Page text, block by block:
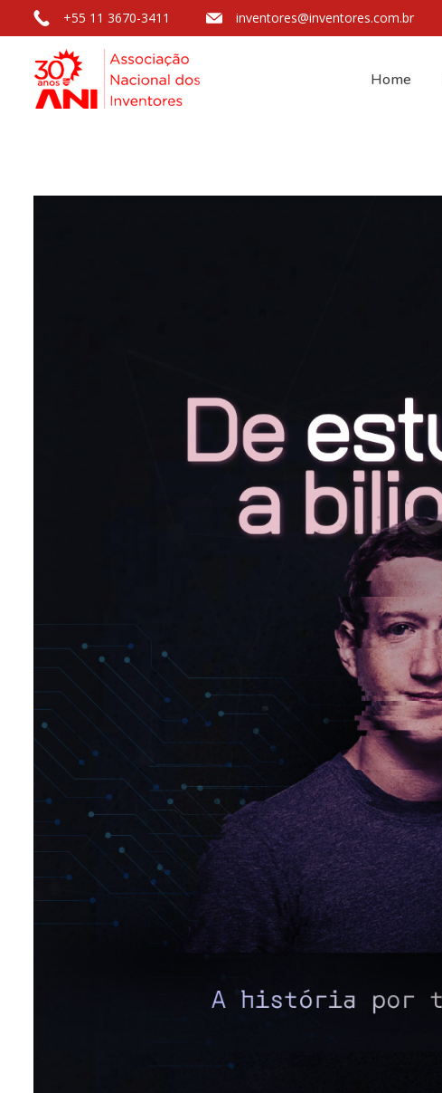
+55 11 3670-3411 inventores@inventores.com.br
Home